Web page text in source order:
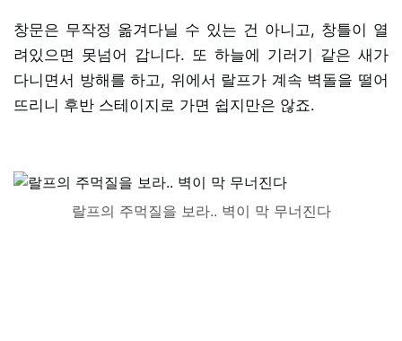
창문은 무작정 옮겨다닐 수 있는 건 아니고, 창틀이 열
려있으면 못넘어 갑니다. 또 하늘에 기러기 같은 새가
다니면서 방해를 하고, 위에서 랄프가 계속 벽돌을 떨어
뜨리니 후반 스테이지로 가면 쉽지만은 않죠.
랄프의 주먹질을 보라.. 벽이 막 무너진다